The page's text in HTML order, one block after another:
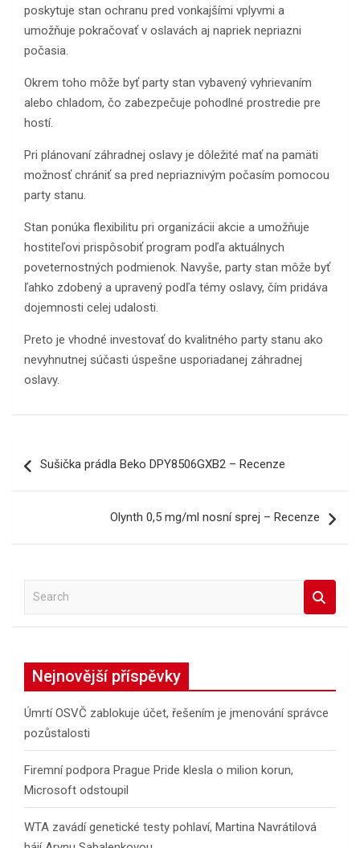
poskytuje stan ochranu pred vonkajšími vplyvmi a
umožňuje pokračovať v oslavách aj napriek nepriazni
počasia.
Okrem toho môže byť party stan vybavený vyhrievaním
alebo chladom, čo zabezpečuje pohodlné prostredie pre
hostí.
Pri plánovaní záhradnej oslavy je dôležité mať na pamäti
možnosť chrániť sa pred nepriaznivým počasím pomocou
party stanu.
Stan ponúka flexibilitu pri organizácii akcie a umožňuje
hostiteľovi prispôsobiť program podľa aktuálnych
poveternostných podmienok. Navyše, party stan môže byť
ľahko zdobený a upravený podľa témy oslavy, čím pridáva
dojemnosti celej udalosti.
Preto je vhodné investovať do kvalitného party stanu ako
nevyhnutnej súčasti úspešne usporiadanej záhradnej
oslavy.
proSušička prádla Beko DPY8506GXB2 – Recenze
Olynth 0,5 mg/ml nosní sprej – Recenze
a
h
Nejnovější příspěvky
Úmrtí OSVČ zablokuje účet, řešením je jmenování správce
pozůstalosti
Firemní podpora Prague Pride klesla o milion korun,
Microsoft odstoupil
WTA zavádí genetické testy pohlaví, Martina Navrátilová